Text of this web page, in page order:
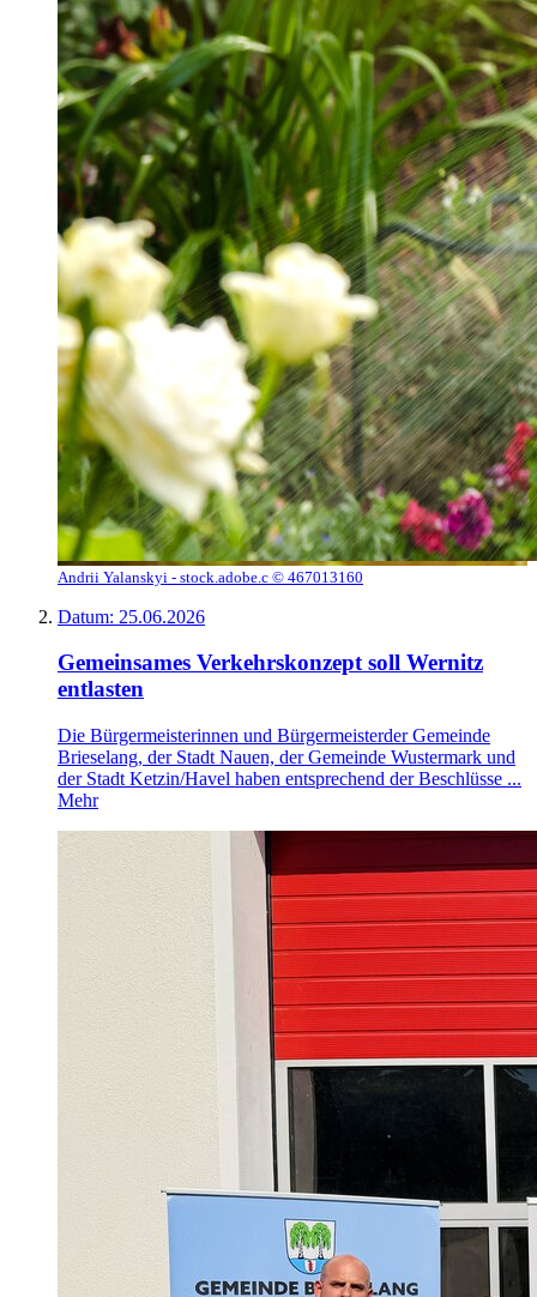
Andrii Yalanskyi - stock.adobe.c © 467013160
Datum: 25.06.2026
Gemeinsames Verkehrskonzept soll Wernitz
entlasten
Die Bürgermeisterinnen und Bürgermeisterder Gemeinde
Brieselang, der Stadt Nauen, der Gemeinde Wustermark und
der Stadt Ketzin/Havel haben entsprechend der Beschlüsse ...
Mehr